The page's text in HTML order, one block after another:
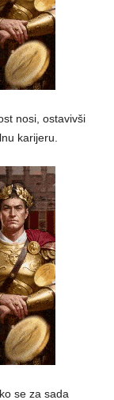
nosi, ostavivši
karijeru.
se za sada